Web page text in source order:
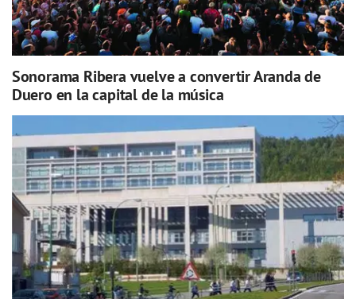
Sonorama Ribera vuelve a convertir Aranda de
Duero en la capital de la música